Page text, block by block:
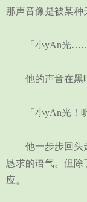
那声音像是被某种
「小yAn光……
他的声音在黑
「小yAn光！听
他一步步回头走
恳求的语气。但除
应。